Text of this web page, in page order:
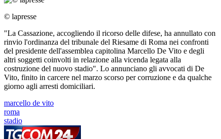
© lapresse
"La Cassazione, accogliendo il ricorso delle difese, ha annullato con
rinvio l'ordinanza del tribunale del Riesame di Roma nei confronti
del presidente dell'assemblea capitolina Marcello De Vito e degli
altri soggetti coinvolti in relazione alla vicenda legata alla
costruzione del nuovo stadio". Lo annunciano gli avvocati di De
Vito, finito in carcere nel marzo scorso per corruzione e da qualche
giorno agli arresti domiciliari.
marcello de vito
roma
stadio